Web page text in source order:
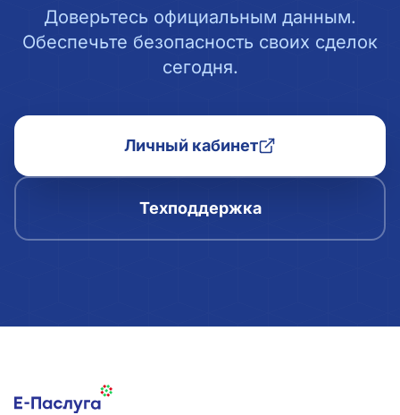
Доверьтесь официальным данным.
Обеспечьте безопасность своих сделок
сегодня.
Личный кабинет
Техподдержка